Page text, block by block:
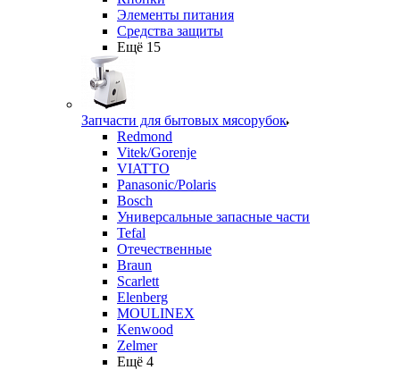
Элементы питания
Средства защиты
Ещё 15
Запчасти для бытовых мясорубок
Redmond
Vitek/Gorenje
VIATTO
Panasonic/Polaris
Bosch
Универсальные запасные части
Tefal
Отечественные
Braun
Scarlett
Elenberg
MOULINEX
Kenwood
Zelmer
Ещё 4